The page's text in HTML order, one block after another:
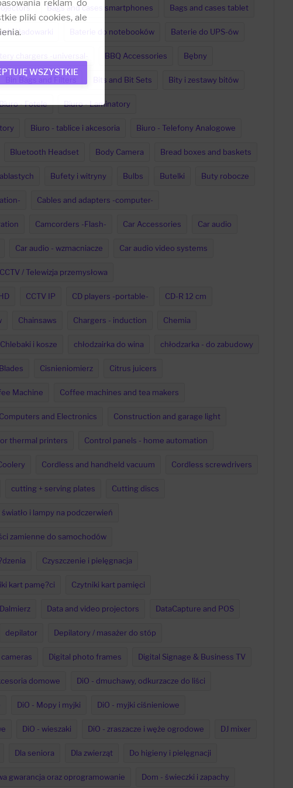
Bags and cases smartphones Bags and cases tablet
i ładowarki Baterie do notebooków Baterie do UPS-ów
chargers -universal- BBQ Accessories Bębny
Bits and Bit Sets Bity i zestawy bitów
- Fotele Biuro - Laminatory
Biuro - tablice i akcesoria Biuro - Telefony Analogowe
Bluetooth Headset Body Camera Bread boxes and baskets
Bufety i witryny Bulbs Butelki Buty robocze
Cables and adapters -computer-
Camcorders -Flash- Car Accessories Car audio
Car audio - wzmacniacze Car audio video systems
CCTV / Telewizja przemysłowa
CCTV IP CD players -portable- CD-R 12 cm
Chainsaws Chargers - induction Chemia
Chlebaki i kosze chłodzairka do wina chłodzarka - do zabudowy
Cisnieniomierz Citrus juicers
Machine Coffee machines and tea makers
Computers and Electronics Construction and garage light
thermal printers Control panels - home automation
Cordless and handheld vacuum Cordless screwdrivers
cutting + serving plates Cutting discs
i lampy na podczerwień
zamienne do samochodów
Czyszczenie i pielęgnacja
kart pamę?ci Czytniki kart pamięci
Dalmierz Data and video projectors DataCapture and POS
depilator Depilatory / masażer do stóp
Digital photo frames Digital Signage & Business TV
domowe DiO - dmuchawy, odkurzacze do liści
DiO - Mopy i myjki DiO - myjki ciśnieniowe
DiO - wieszaki DiO - zraszacze i węże ogrodowe DJ mixer
Dla seniora Dla zwierząt Do higieny i pielęgnacji
gwarancja oraz oprogramowanie Dom - świeczki i zapachy
reklam do
pliki cookies, ale
WSZYSTKIE